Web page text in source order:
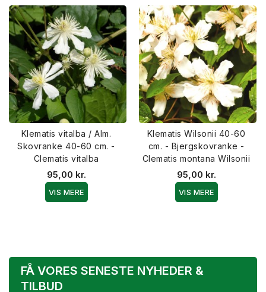
Klematis vitalba / Alm.
Skovranke 40-60 cm. -
Clematis vitalba
95,00 kr.
VIS MERE
Klematis Wilsonii 40-60
cm. - Bjergskovranke -
Clematis montana Wilsonii
95,00 kr.
VIS MERE
FÅ VORES SENESTE NYHEDER &
TILBUD